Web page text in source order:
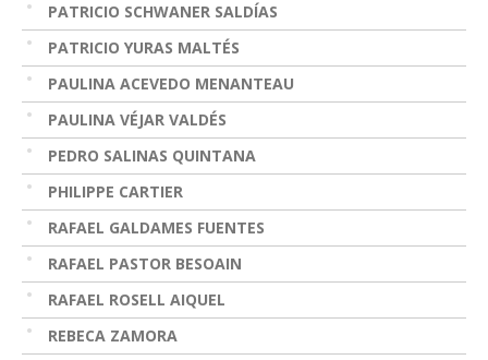
PATRICIO SCHWANER SALDÍAS
PATRICIO YURAS MALTÉS
PAULINA ACEVEDO MENANTEAU
PAULINA VÉJAR VALDÉS
PEDRO SALINAS QUINTANA
PHILIPPE CARTIER
RAFAEL GALDAMES FUENTES
RAFAEL PASTOR BESOAIN
RAFAEL ROSELL AIQUEL
REBECA ZAMORA